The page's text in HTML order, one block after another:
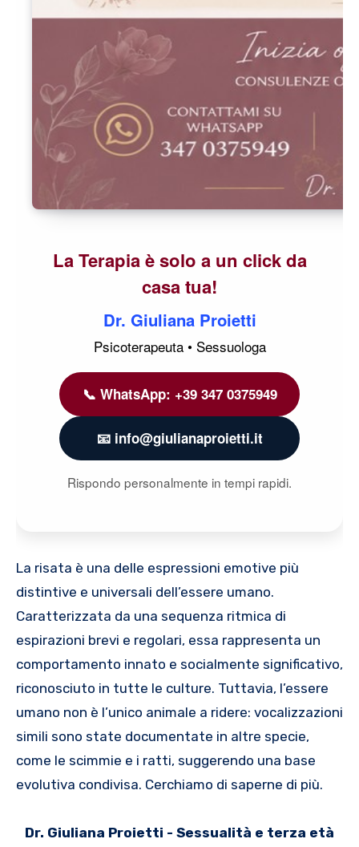
La Terapia è solo a un click da
casa tua!
Dr. Giuliana Proietti
Psicoterapeuta • Sessuologa
📞 WhatsApp: +39 347 0375949
📧 info@giulianaproietti.it
Rispondo personalmente in tempi rapidi.
La risata è una delle espressioni emotive più
distintive e universali dell’essere umano.
Caratterizzata da una sequenza ritmica di
espirazioni brevi e regolari, essa rappresenta un
comportamento innato e socialmente significativo,
riconosciuto in tutte le culture. Tuttavia, l’essere
umano non è l’unico animale a ridere: vocalizzazioni
simili sono state documentate in altre specie,
come le scimmie e i ratti, suggerendo una base
evolutiva condivisa. Cerchiamo di saperne di più.
Dr. Giuliana Proietti - Sessualità e terza età